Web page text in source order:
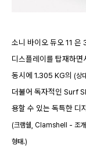
소니 바이오 듀오 11 은
디스플레이를 탑재하면
동시에 1.305 KG의 (상
더불어 독자적인 Surf
용할 수 있는 독특한 디
(크램쉘, Clamshell - 조개
형태.)